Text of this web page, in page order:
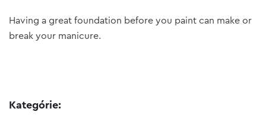
Having a great foundation before you paint can make or
break your manicure.
Kategórie: